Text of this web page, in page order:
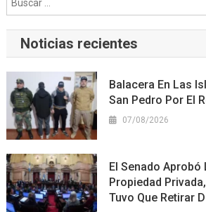
Noticias recientes
Balacera En Las
San Pedro Por El
07/08/2026
El Senado Aprobó
Propiedad
Tuvo Que Retirar